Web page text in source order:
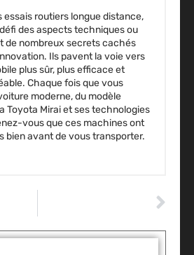
essais routiers longue distance,
des aspects techniques ou
de nombreux secrets cachés
Ils pavent la voie vers
plus sûr, plus efficace et
Chaque fois que vous
moderne, du modèle
Toyota Mirai et ses technologies
vous que ces machines ont
bien avant de vous transporter.